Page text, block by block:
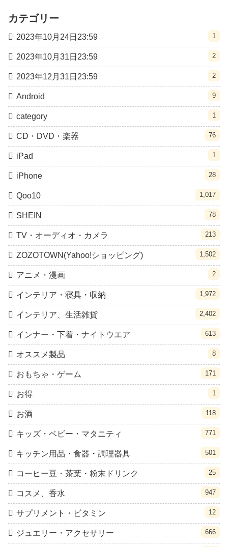
カテゴリー
2023年10月24日23:59 1
2023年10月31日23:59 2
2023年12月31日23:59 2
Android 9
category 1
CD・DVD・楽器 76
iPad 1
iPhone 28
Qoo10 1,017
SHEIN 78
TV・オーディオ・カメラ 213
ZOZOTOWN(Yahoo!ショッピング) 1,502
アニメ・漫画 2
インテリア・寝具・収納 1,972
インテリア、生活雑貨 2,402
インナー・下着・ナイトウエア 613
オススメ製品 8
おもちゃ・ゲーム 171
お得 1
お酒 118
キッズ・ベビー・マタニティ 771
キッチン用品・食器・調理器具 501
コーヒー豆・茶葉・粉末ドリンク 25
コスメ、香水 947
サプリメント・ビタミン 12
ジュエリー・アクセサリー 666